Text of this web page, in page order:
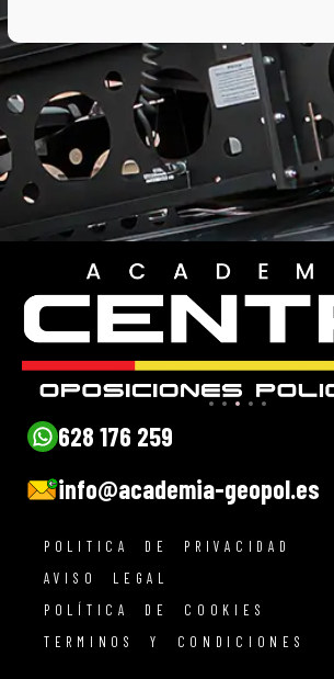
628 176 259
info@academia-geopol.es
POLITICA DE PRIVACIDAD
AVISO LEGAL
POLÍTICA DE COOKIES
TERMINOS Y CONDICIONES